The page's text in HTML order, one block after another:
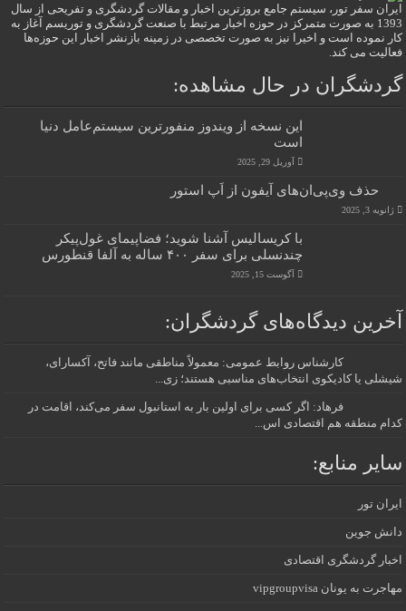
ایران سفر تور، سیستم جامع بروزترین اخبار و مقالات گردشگری و تفریحی از سال
1393 به صورت متمرکز در حوزه اخبار مرتبط با صنعت گردشگری و توریسم آغاز به
کار نموده است و اخیرا نیز به صورت تخصصی در زمینه بازنشر اخبار این حوزه‌ها
فعالیت می کند.
گردشگران در حال مشاهده:
این نسخه از ویندوز منفورترین سیستم‌عامل دنیا
است
آوریل 29, 2025
حذف وی‌پی‌ان‌های آیفون از اَپ استور
ژانویه 3, 2025
با کریسالیس آشنا شوید؛ فضاپیمای غول‌پیکر
چندنسلی برای سفر ۴۰۰ ساله به آلفا قنطورس
آگوست 15, 2025
آخرین دیدگاه‌های گردشگران:
کارشناس روابط عمومی: معمولاً مناطقی مانند فاتح، آکسارای،
شیشلی یا کادیکوی انتخاب‌های مناسبی هستند؛ زی...
فرهاد: اگر کسی برای اولین بار به استانبول سفر می‌کند، اقامت در
کدام منطقه هم اقتصادی اس...
سایر منابع:
ایران تور
دانش جوین
اخبار گردشگری اقتصادی
مهاجرت به یونان vipgroupvisa